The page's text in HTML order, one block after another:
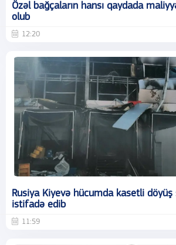
Özəl bağçaların hansı qaydada
olub
12:20
Rusiya Kiyevə hücumda kasetli döyüş
istifadə edib
11:59